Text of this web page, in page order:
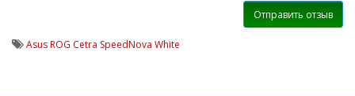
Отправить отзыв
Asus ROG Cetra SpeedNova White